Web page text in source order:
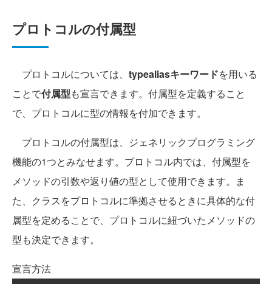
プロトコルの付属型
プロトコルについては、 typealiasキーワードを用いる
ことで付属型も宣言できます。付属型を定義すること
で、プロトコルに型の情報を付加できます。
プロトコルの付属型は、ジェネリックプログラミング
機能の1つとみなせます。プロトコル内では、付属型を
メソッドの引数や返り値の型として使用できます。ま
た、クラスをプロトコルに準拠させるときに具体的な付
属型を定めることで、プロトコルに紐づいたメソッドの
型も決定できます。
宣言方法